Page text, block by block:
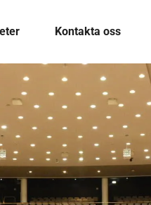
Kontakta oss